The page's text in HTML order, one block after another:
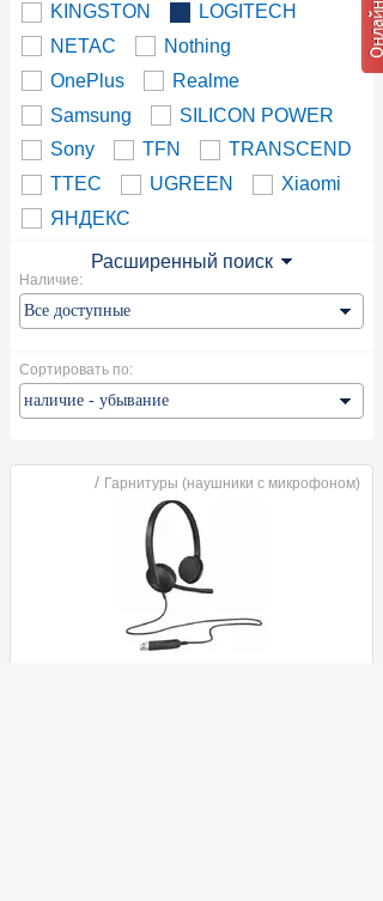
KINGSTON
LOGITECH
NETAC
Nothing
OnePlus
Realme
Samsung
SILICON POWER
Sony
TFN
TRANSCEND
TTEC
UGREEN
Xiaomi
ЯНДЕКС
Расширенный поиск
Наличие:
Сортировать по:
/ Гарнитуры (наушники с микрофоном)